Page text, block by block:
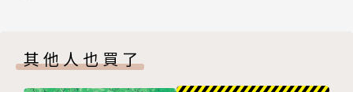
所發生的故事。
其他人也買了